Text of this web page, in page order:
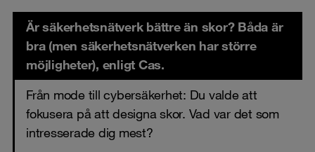
Är säkerhetsnätverk bättre än skor? Båda är
bra (men säkerhetsnätverken har större
möjligheter), enligt Cas.
Från mode till cybersäkerhet: Du valde att
fokusera på att designa skor. Vad var det som
intresserade dig mest?